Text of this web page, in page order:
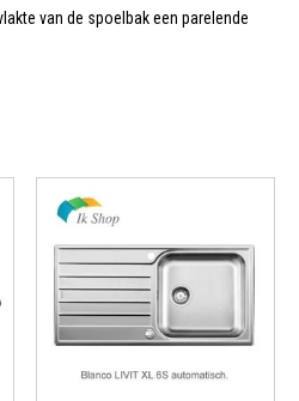
van de spoelbak een parelende